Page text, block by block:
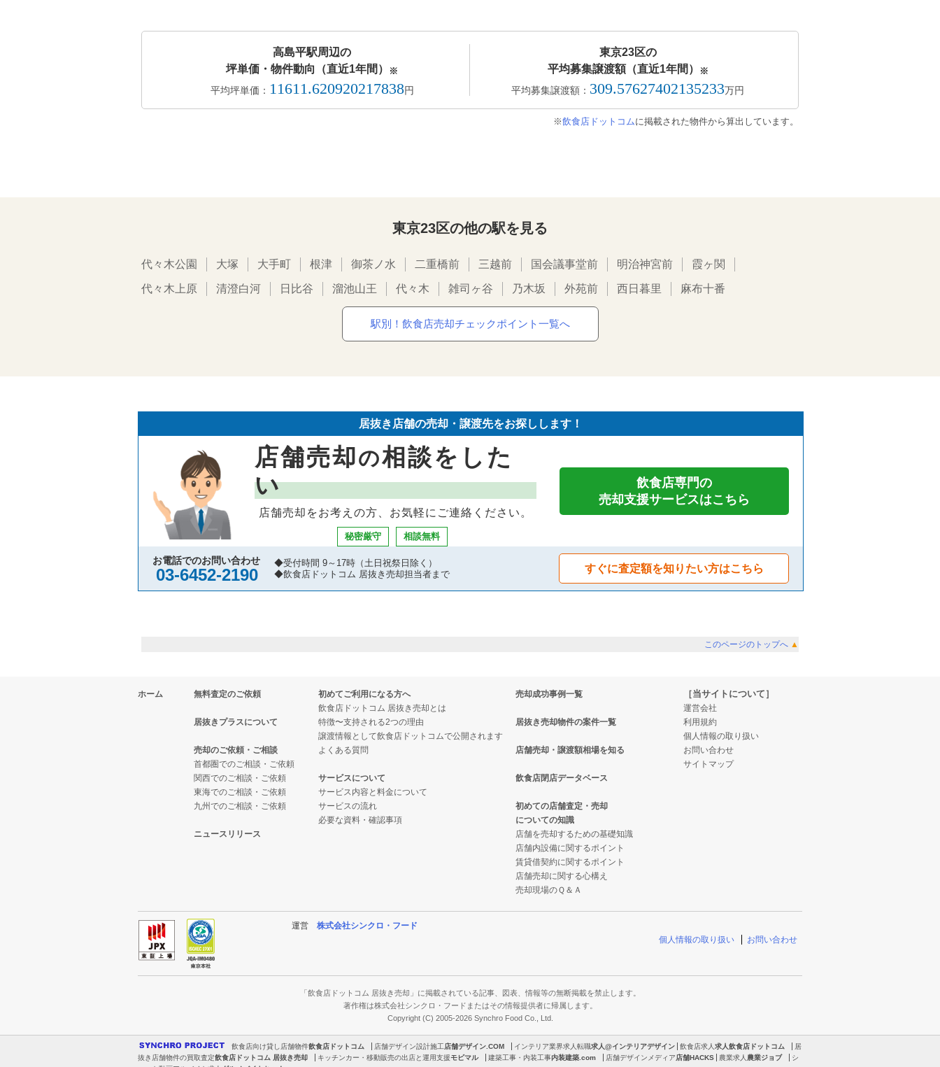
高島平駅周辺の
坪単価・物件動向（直近1年間）
※
平均坪単価： 11611.620920217838円
東京23区の
平均募集譲渡額（直近1年間）
※
平均募集譲渡額： 309.57627402135233万円
※飲食店ドットコムに掲載された物件から算出しています。
東京23区の他の駅を見る
代々木公園 大塚 大手町 根津 御茶ノ水 二重橋前 三越前 国会議事堂前 明治神宮前 霞ヶ関
代々木上原 清澄白河 日比谷 溜池山王 代々木 雑司ヶ谷 乃木坂 外苑前 西日暮里 麻布十番
駅別！飲食店売却チェックポイント一覧へ
居抜き店舗の売却・譲渡先をお探しします！
店舗売却の相談をした
い
店舗売却をお考えの方、お気軽にご連絡ください。
秘密厳守 相談無料
飲食店専門の
売却支援サービスはこちら
お電話でのお問い合わせ
03-6452-2190
◆受付時間 9～17時（土日祝祭日除く）
◆飲食店ドットコム 居抜き売却担当者まで
すぐに査定額を知りたい方はこちら
このページのトップへ ▲
ホーム 無料査定のご依頼
居抜きプラスについて
売却のご依頼・ご相談
首都圏でのご相談・ご依頼
関西でのご相談・ご依頼
東海でのご相談・ご依頼
九州でのご相談・ご依頼
ニュースリリース
初めてご利用になる方へ
飲食店ドットコム 居抜き売却とは
特徴〜支持される2つの理由
譲渡情報として飲食店ドットコムで公開されます
よくある質問
サービスについて
サービス内容と料金について
サービスの流れ
必要な資料・確認事項
売却成功事例一覧
居抜き売却物件の案件一覧
店舗売却・譲渡額相場を知る
飲食店閉店データベース
初めての店舗査定・売却
についての知識
店舗を売却するための基礎知識
店舗内設備に関するポイント
賃貸借契約に関するポイント
店舗売却に関する心構え
売却現場のＱ＆Ａ
［当サイトについて］
運営会社
利用規約
個人情報の取り扱い
お問い合わせ
サイトマップ
運営 株式会社シンクロ・フード
個人情報の取り扱い
お問い合わせ
「飲食店ドットコム 居抜き売却」に掲載されている記事、図表、情報等の無断掲載を禁止します。
著作権は株式会社シンクロ・フードまたはその情報提供者に帰属します。
Copyright (C) 2005-2026 Synchro Food Co., Ltd.
飲食店向け貸し店舗物件飲食店ドットコム 店舗デザイン設計施工店舗デザイン.COM インテリア業界求人転職求人@インテリアデザイン 飲食店求人求人飲食店ドットコム
居
抜き店舗物件の買取査定飲食店ドットコム 居抜き売却 キッチンカー・移動販売の出店と運用支援モビマル 建築工事・内装工事内装建築.com 店舗デザインメディア店舗HACKS 農業求人農業ジョブ
シ